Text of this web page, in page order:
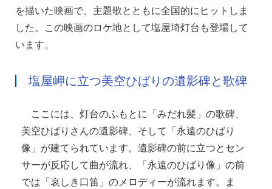
を描いた映画で、主題歌とともに全国的にヒットしま
した。この映画のロケ地として塩屋埼灯台も登場して
います。
塩屋岬に立つ美空ひばりの遺影碑と歌碑
ここには、灯台のふもとに「みだれ髪」の歌碑、
美空ひばりさんの遺影碑、そして「永遠のひばり
像」が建てられています。遺影碑の前に立つとセン
サーが反応して曲が流れ、「永遠のひばり像」の前
では「哀しき口笛」のメロディーが流れます。ま